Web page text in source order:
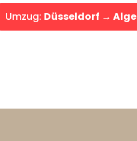
Umzug: Düsseldorf →